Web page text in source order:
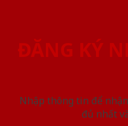
ĐĂNG KÝ
Nhập thông tin để
đủ nhất